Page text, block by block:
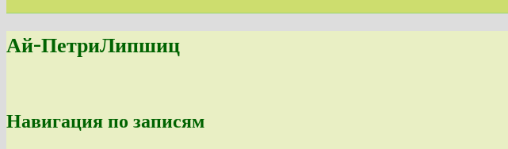
Ай-ПетриЛипшиц
Навигация по записям